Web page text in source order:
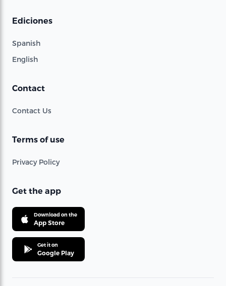
Ediciones
Spanish
English
Contact
Contact Us
Terms of use
Privacy Policy
Get the app
Download on the
App Store
Get it on
Google Play